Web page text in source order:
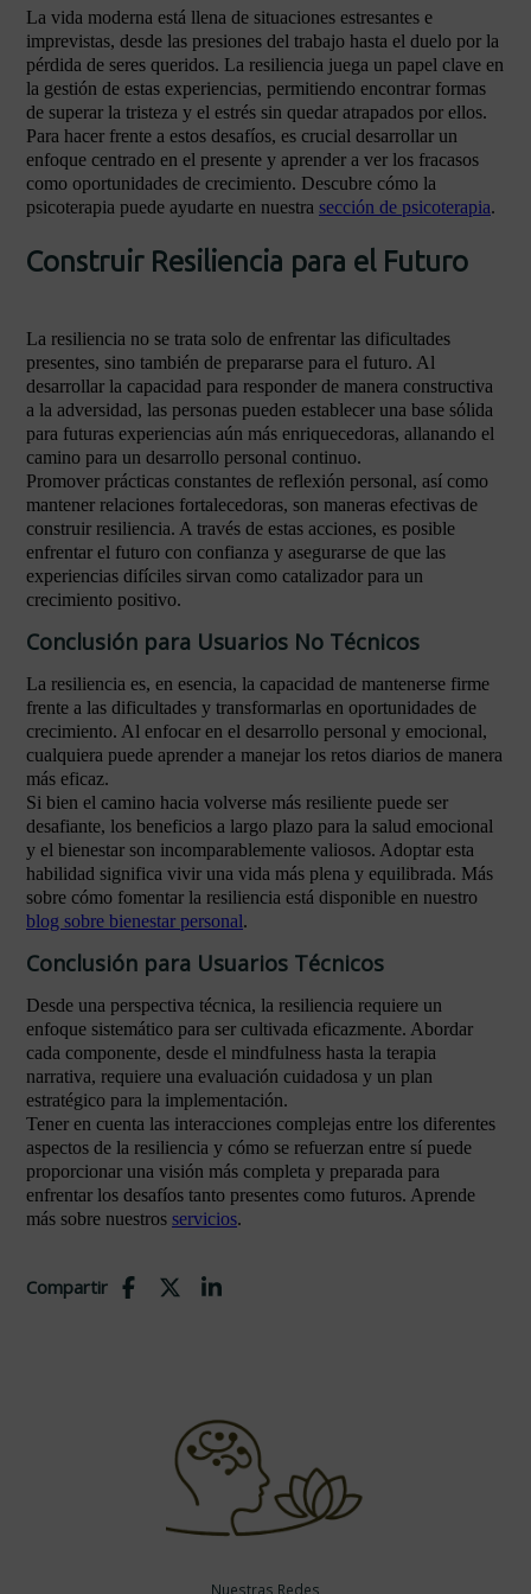
La vida moderna está llena de situaciones estresantes e
imprevistas, desde las presiones del trabajo hasta el duelo por la
pérdida de seres queridos. La resiliencia juega un papel clave en
la gestión de estas experiencias, permitiendo encontrar formas
de superar la tristeza y el estrés sin quedar atrapados por ellos.
Para hacer frente a estos desafíos, es crucial desarrollar un
enfoque centrado en el presente y aprender a ver los fracasos
como oportunidades de crecimiento. Descubre cómo la
psicoterapia puede ayudarte en nuestra sección de psicoterapia.
Construir Resiliencia para el Futuro
La resiliencia no se trata solo de enfrentar las dificultades
presentes, sino también de prepararse para el futuro. Al
desarrollar la capacidad para responder de manera constructiva
a la adversidad, las personas pueden establecer una base sólida
para futuras experiencias aún más enriquecedoras, allanando el
camino para un desarrollo personal continuo.
Promover prácticas constantes de reflexión personal, así como
mantener relaciones fortalecedoras, son maneras efectivas de
construir resiliencia. A través de estas acciones, es posible
enfrentar el futuro con confianza y asegurarse de que las
experiencias difíciles sirvan como catalizador para un
crecimiento positivo.
Conclusión para Usuarios No Técnicos
La resiliencia es, en esencia, la capacidad de mantenerse firme
frente a las dificultades y transformarlas en oportunidades de
crecimiento. Al enfocar en el desarrollo personal y emocional,
cualquiera puede aprender a manejar los retos diarios de manera
más eficaz.
Si bien el camino hacia volverse más resiliente puede ser
desafiante, los beneficios a largo plazo para la salud emocional
y el bienestar son incomparablemente valiosos. Adoptar esta
habilidad significa vivir una vida más plena y equilibrada. Más
sobre cómo fomentar la resiliencia está disponible en nuestro
blog sobre bienestar personal.
Conclusión para Usuarios Técnicos
Desde una perspectiva técnica, la resiliencia requiere un
enfoque sistemático para ser cultivada eficazmente. Abordar
cada componente, desde el mindfulness hasta la terapia
narrativa, requiere una evaluación cuidadosa y un plan
estratégico para la implementación.
Tener en cuenta las interacciones complejas entre los diferentes
aspectos de la resiliencia y cómo se refuerzan entre sí puede
proporcionar una visión más completa y preparada para
enfrentar los desafíos tanto presentes como futuros. Aprende
más sobre nuestros servicios.
Compartir
Nuestras Redes